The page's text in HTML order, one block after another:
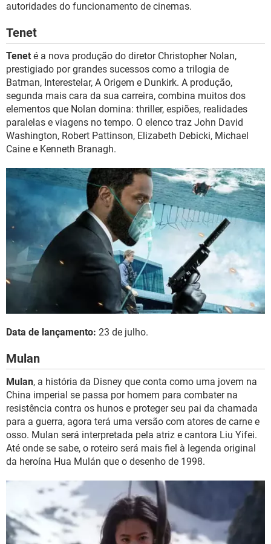
autoridades do funcionamento de cinemas.
Tenet
Tenet é a nova produção do diretor Christopher Nolan,
prestigiado por grandes sucessos como a trilogia de
Batman, Interestelar, A Origem e Dunkirk. A produção,
segunda mais cara da sua carreira, combina muitos dos
elementos que Nolan domina: thriller, espiões, realidades
paralelas e viagens no tempo. O elenco traz John David
Washington, Robert Pattinson, Elizabeth Debicki, Michael
Caine e Kenneth Branagh.
Data de lançamento: 23 de julho.
Mulan
Mulan, a história da Disney que conta como uma jovem na
China imperial se passa por homem para combater na
resistência contra os hunos e proteger seu pai da chamada
para a guerra, agora terá uma versão com atores de carne e
osso. Mulan será interpretada pela atriz e cantora Liu Yifei.
Até onde se sabe, o roteiro será mais fiel à legenda original
da heroína Hua Mulán que o desenho de 1998.